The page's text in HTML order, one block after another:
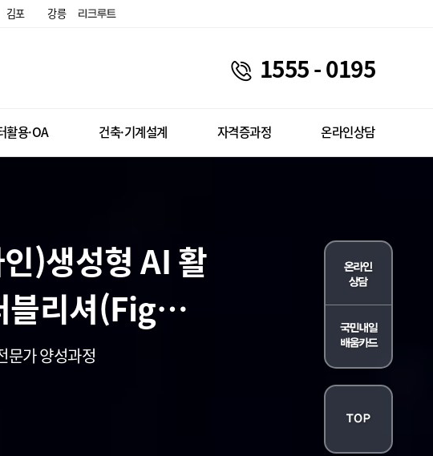
김포 강릉
1555 - 0195
활용·OA 건축·기계설계 자격증과정 온라인상담
)생성형 AI 활
리셔(Figma
문가 양성과정